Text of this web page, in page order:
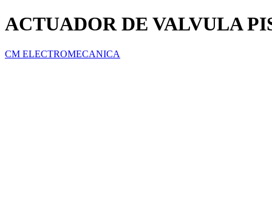
ACTUADOR DE VALVULA
CM ELECTROMECANICA